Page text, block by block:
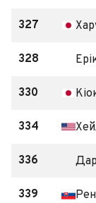
327
328
330
334
336
339